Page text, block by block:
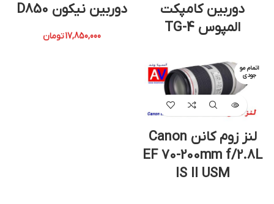
دوربین کامپکت
المپوس TG-4
دوربین نیکون D850
17,850,000تومان
اتمام مو
جودی
لنز زوم کانن Canon
EF 70-200mm f/2.8L
IS II USM